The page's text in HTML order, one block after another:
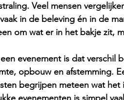
Veel mensen
in de beleving én in de
om wat er in het bakje zit,
evenement is dat verschil
opbouw en afstemming.
begrijpen meteen wat